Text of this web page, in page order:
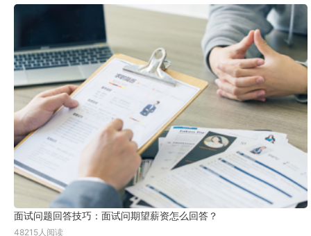
面试问题回答技巧：面试问期望薪资怎么回答？
48215人阅读